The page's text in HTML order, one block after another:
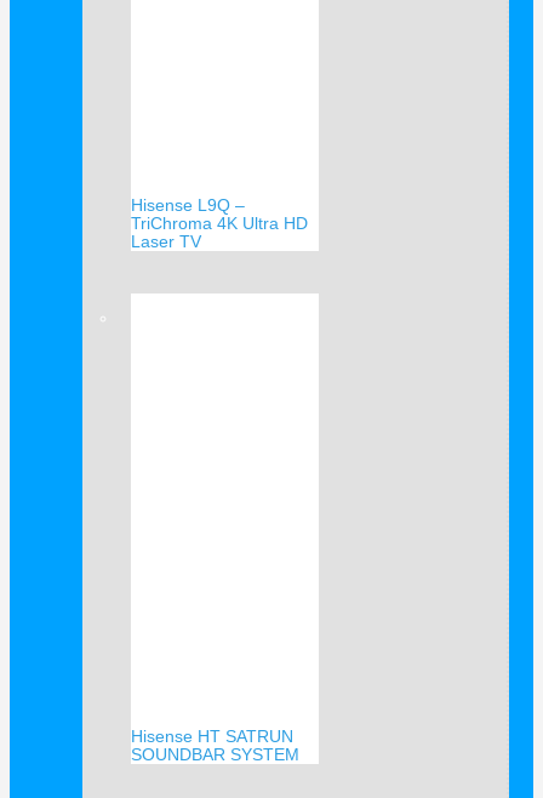
Hisense L9Q –
TriChroma 4K Ultra HD
Laser TV
Hisense HT SATRUN
SOUNDBAR SYSTEM